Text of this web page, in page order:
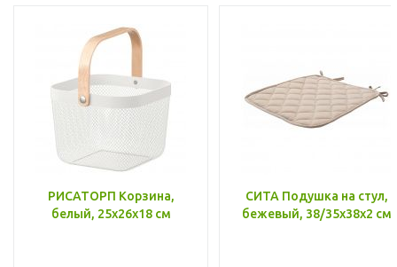
РИСАТОРП Корзина,
белый, 25x26x18 см
СИТА Подушка на стул,
бежевый, 38/35x38x2 см